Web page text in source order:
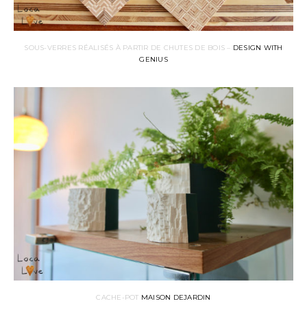
SOUS-VERRES RÉALISÉS À PARTIR DE CHUTES DE BOIS – DESIGN WITH
GENIUS
CACHE-POT MAISON DEJARDIN